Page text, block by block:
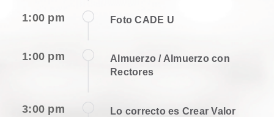
1:00 pm Foto CADE U
1:00 pm
Almuerzo / Almuerzo con
Rectores
3:00 pm
Lo correcto es Crear Valor